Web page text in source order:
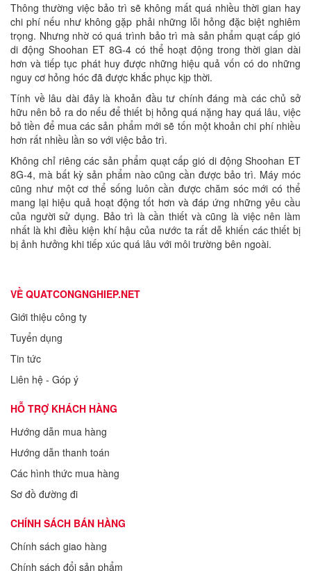
Thông thường việc bảo trì sẽ không mất quá nhiều thời gian hay
chi phí nếu như không gặp phải những lỗi hỏng đặc biệt nghiêm
trọng. Nhưng nhờ có quá trình bảo trì mà sản phẩm quạt cấp gió
di động Shoohan ET 8G-4 có thể hoạt động trong thời gian dài
hơn và tiếp tục phát huy được những hiệu quả vốn có do những
nguy cơ hỏng hóc đã được khắc phục kịp thời.
Tính về lâu dài đây là khoản đầu tư chính đáng mà các chủ sở
hữu nên bỏ ra do nếu để thiết bị hỏng quá nặng hay quá lâu, việc
bỏ tiền để mua các sản phẩm mới sẽ tốn một khoản chi phí nhiều
hơn rất nhiều lần so với việc bảo trì.
Không chỉ riêng các sản phẩm quạt cấp gió di động Shoohan ET
8G-4, mà bất kỳ sản phẩm nào cũng cần được bảo trì. Máy móc
cũng như một cơ thể sống luôn cần được chăm sóc mới có thể
mang lại hiệu quả hoạt động tốt hơn và đáp ứng những yêu cầu
của người sử dụng. Bảo trì là cần thiết và cũng là việc nên làm
nhất là khi điều kiện khí hậu của nước ta rất dễ khiến các thiết bị
bị ảnh hưởng khi tiếp xúc quá lâu với môi trường bên ngoài.
VỀ QUATCONGNGHIEP.NET
Giới thiệu công ty
Tuyển dụng
Tin tức
Liên hệ - Góp ý
HỖ TRỢ KHÁCH HÀNG
Hướng dẫn mua hàng
Hướng dẫn thanh toán
Các hình thức mua hàng
Sơ đồ đường đi
CHÍNH SÁCH BÁN HÀNG
Chính sách giao hàng
Chính sách đổi sản phẩm